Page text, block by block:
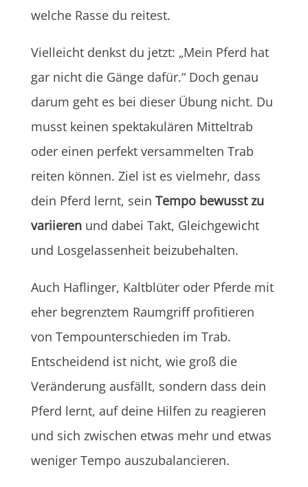
welche Rasse du reitest.
Vielleicht denkst du jetzt: „Mein Pferd hat
gar nicht die Gänge dafür.“ Doch genau
darum geht es bei dieser Übung nicht. Du
musst keinen spektakulären Mitteltrab
oder einen perfekt versammelten Trab
reiten können. Ziel ist es vielmehr, dass
dein Pferd lernt, sein Tempo bewusst zu
variierenund dabei Takt, Gleichgewicht
und Losgelassenheit beizubehalten.
Auch Haflinger, Kaltblüter oder Pferde mit
eher begrenztem Raumgriff profitieren
von Tempounterschieden im Trab.
Entscheidend ist nicht, wie groß die
Veränderung ausfällt, sondern dass dein
Pferd lernt, auf deine Hilfen zu reagieren
und sich zwischen etwas mehr und etwas
weniger Tempo auszubalancieren.